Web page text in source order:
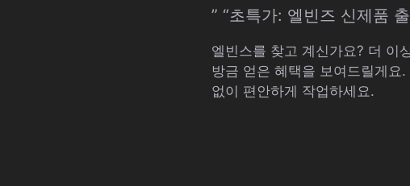
” “초특가: 엘빈즈 신제품
엘빈스를 찾고 계신가요? 더 이
방금 얻은 혜택을 보여드릴게요
없이 편안하게 작업하세요.